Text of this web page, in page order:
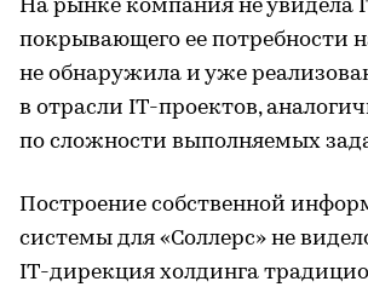
На рынке компания не увидела
покрывающего ее потребности
не обнаружила и уже
в отрасли IT-проектов,
по сложности выполняемых
Построение собственной
системы для «Соллерс» не
IT-дирекция холдинга